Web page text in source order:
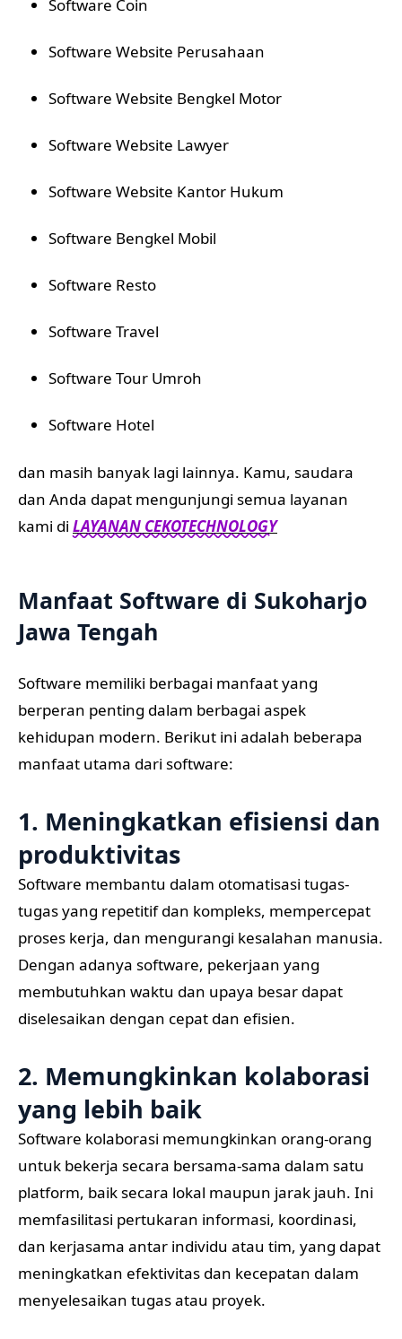
Software Coin
Software Website Perusahaan
Software Website Bengkel Motor
Software Website Lawyer
Software Website Kantor Hukum
Software Bengkel Mobil
Software Resto
Software Travel
Software Tour Umroh
Software Hotel
dan masih banyak lagi lainnya. Kamu, saudara
dan Anda dapat mengunjungi semua layanan
kami di LAYANAN CEKOTECHNOLOGY
Manfaat Software di Sukoharjo
Jawa Tengah
Software memiliki berbagai manfaat yang
berperan penting dalam berbagai aspek
kehidupan modern. Berikut ini adalah beberapa
manfaat utama dari software:
1. Meningkatkan efisiensi dan
produktivitas
Software membantu dalam otomatisasi tugas-
tugas yang repetitif dan kompleks, mempercepat
proses kerja, dan mengurangi kesalahan manusia.
Dengan adanya software, pekerjaan yang
membutuhkan waktu dan upaya besar dapat
diselesaikan dengan cepat dan efisien.
2. Memungkinkan kolaborasi
yang lebih baik
Software kolaborasi memungkinkan orang-orang
untuk bekerja secara bersama-sama dalam satu
platform, baik secara lokal maupun jarak jauh. Ini
memfasilitasi pertukaran informasi, koordinasi,
dan kerjasama antar individu atau tim, yang dapat
meningkatkan efektivitas dan kecepatan dalam
menyelesaikan tugas atau proyek.